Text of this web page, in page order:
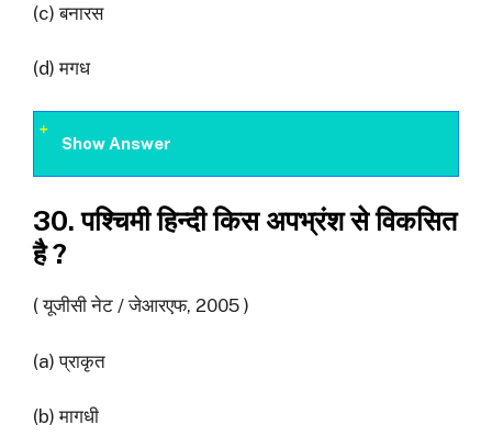
(c) बनारस
(d) मगध
Show Answer
30. पश्चिमी हिन्दी किस अपभ्रंश से विकसित
है ?
( यूजीसी नेट / जेआरएफ, 2005 )
(a) प्राकृत
(b) मागधी